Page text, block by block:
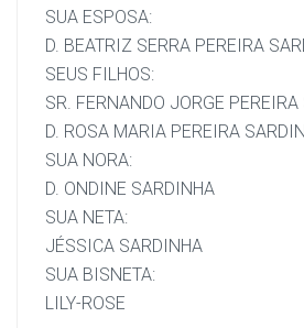
SUA ESPOSA:
D. BEATRIZ SERRA PEREIRA
SEUS FILHOS:
SR. FERNANDO JORGE
D. ROSA MARIA PEREIRA
SUA NORA:
D. ONDINE SARDINHA
SUA NETA:
JÉSSICA SARDINHA
SUA BISNETA:
LILY-ROSE